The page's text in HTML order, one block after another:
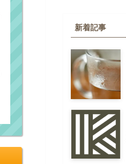
新着記事